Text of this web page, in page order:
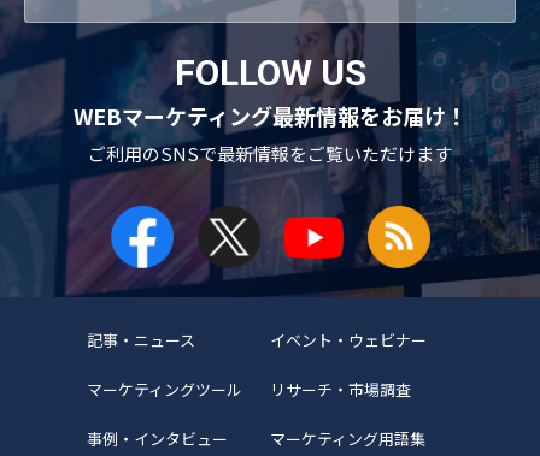
FOLLOW US
WEBマーケティング最新情報をお届け！
ご利用のSNSで最新情報をご覧いただけます
記事・ニュース イベント・ウェビナー
マーケティングツール リサーチ・市場調査
事例・インタビュー マーケティング用語集